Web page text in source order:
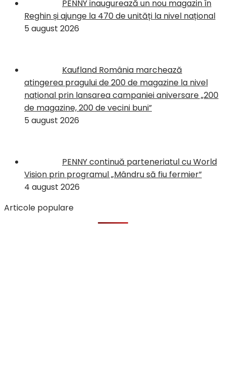
PENNY inaugurează un nou magazin în
Reghin și ajunge la 470 de unități la nivel național
5 august 2026
Kaufland România marchează
atingerea pragului de 200 de magazine la nivel
național prin lansarea campaniei aniversare „200
de magazine, 200 de vecini buni”
5 august 2026
PENNY continuă parteneriatul cu World
Vision prin programul „Mândru să fiu fermier”
4 august 2026
Articole populare